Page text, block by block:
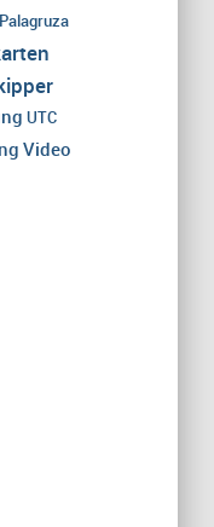
Palagruza
UTC
Video